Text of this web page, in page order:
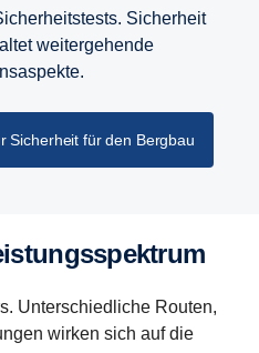
Sicherheit
weitergehende
Sicherheit für den Bergbau
Unterschiedliche Routen,
wirken sich auf die